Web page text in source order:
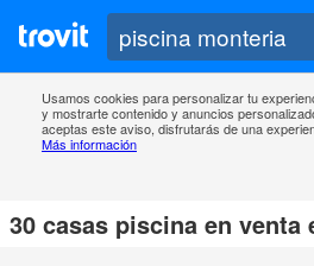
Usamos cookies para personalizar tu
y mostrarte contenido y anuncios
aceptas este aviso, disfrutarás de una
Más información
30 casas piscina en venta